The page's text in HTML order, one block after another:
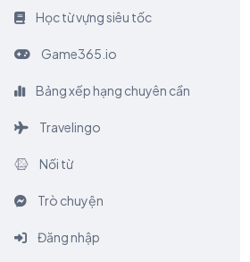
Học từ vựng siêu tốc
Game365.io
Bảng xếp hạng chuyên cần
Travelingo
Nối từ
Trò chuyện
Đăng nhập